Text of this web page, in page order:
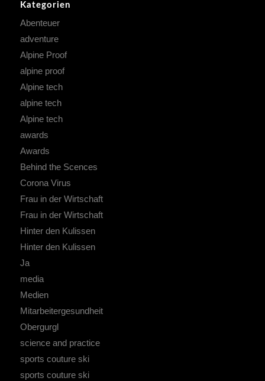
Kategorien
Abenteuer
adventure
Alpine Proof
alpine proof
Alpine tech
alpine tech
Alpine tech
awards
Awards
Behind the Scences
Corona Virus
Frau in der Wirtschaft
Frau in der Wirtschaft
Hinter den Kulissen
Hinter den Kulissen
Ja
media
Medien
Mitarbeitergesundheit
Obergurgl
science and practice
sports couture ski
sports couture ski